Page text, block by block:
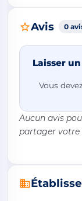
Avis 0
Laisser
Vous
Aucun avis
partager votre